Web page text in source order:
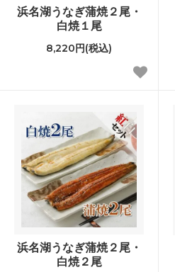
浜名湖うなぎ蒲焼２尾・
白焼１尾
8,220円(税込)
浜名湖うなぎ蒲焼２尾・
白焼２尾